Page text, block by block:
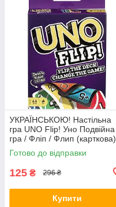
УКРАЇНСЬКОЮ! Настільна
гра UNO Flip! Уно Подвійна
гра / Фліп / Флип (карткова)
Готово до відправки
125 ₴ 296 ₴
Купити